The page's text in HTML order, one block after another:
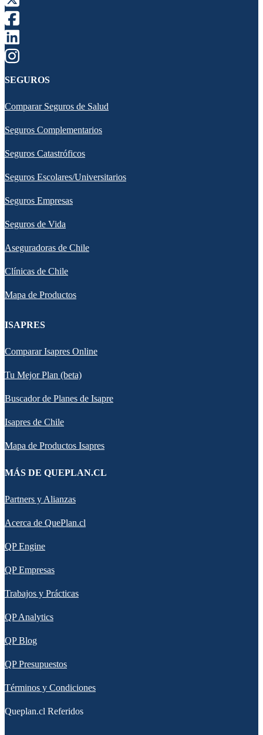
SEGUROS
Comparar Seguros de Salud
Seguros Complementarios
Seguros Catastróficos
Seguros Escolares/Universitarios
Seguros Empresas
Seguros de Vida
Aseguradoras de Chile
Clínicas de Chile
Mapa de Productos
ISAPRES
Comparar Isapres Online
Tu Mejor Plan (beta)
Buscador de Planes de Isapre
Isapres de Chile
Mapa de Productos Isapres
MÁS DE QUEPLAN.CL
Partners y Alianzas
Acerca de QuePlan.cl
QP Engine
QP Empresas
Trabajos y Prácticas
QP Analytics
QP Blog
QP Presupuestos
Términos y Condiciones
Queplan.cl Referidos